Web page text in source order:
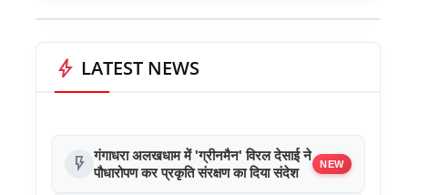
bolt LATEST NEWS
flash_on गंगाधरा अलखधाम में 'ग्रीनमैन' विरल देसाई ने
पौधारोपण कर प्रकृति संरक्षण का दिया संदेश
NEW